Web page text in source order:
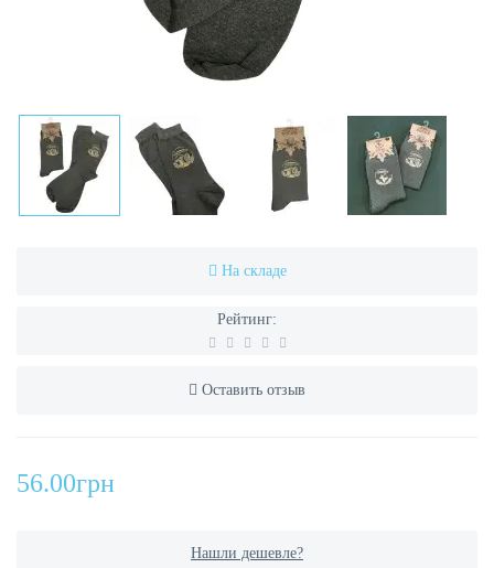
На складе
Рейтинг:
Оставить отзыв
56.00грн
Нашли дешевле?